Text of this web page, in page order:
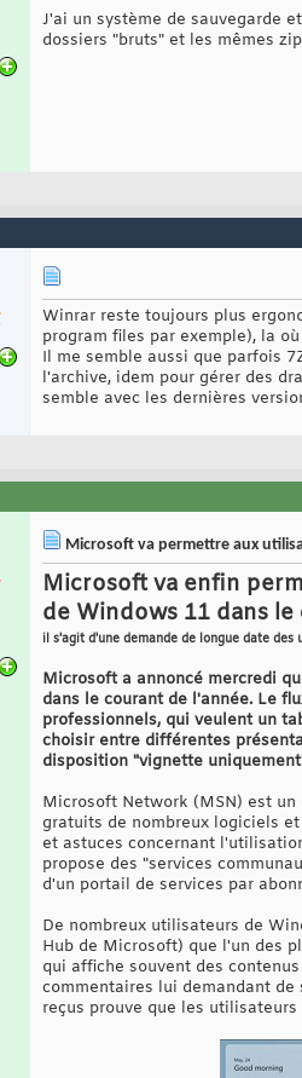
J'ai un système de sauvegarde
dossiers "bruts" et les mêmes
Winrar reste toujours plus
program files par exemple), la
Il me semble aussi que parfois
l'archive, idem pour gérer des
semble avec les dernières
Microsoft va permettre aux
Microsoft va enfin
de Windows 11 dans
il s'agit d'une demande de longue date des
Microsoft a annoncé mercredi
dans le courant de l'année. Le
professionnels, qui veulent un
choisir entre différentes
disposition "vignette
Microsoft Network (MSN) est
gratuits de nombreux logiciels
et astuces concernant
propose des "services
d'un portail de services par
De nombreux utilisateurs de
Hub de Microsoft) que l'un des
qui affiche souvent des
commentaires lui demandant
reçus prouve que les